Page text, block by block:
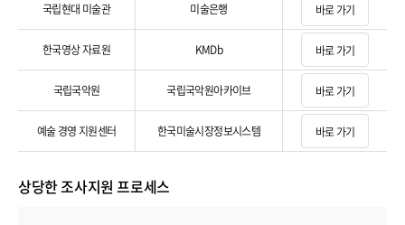
국립현대 미술관 미술은행 바로 가기
한국영상 자료원 KMDb 바로 가기
국립국악원 국립국악원아카이브 바로 가기
예술 경영 지원센터 한국미술시장정보시스템 바로 가기
상당한 조사지원 프로세스